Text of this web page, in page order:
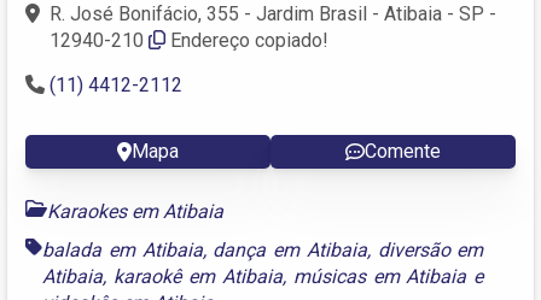
R. José Bonifácio, 355 - Jardim Brasil - Atibaia - SP -
12940-210
Endereço copiado!
(11) 4412-2112
Mapa Comente
Karaokes em Atibaia
balada em Atibaia, dança em Atibaia, diversão em
Atibaia, karaokê em Atibaia, músicas em Atibaia e